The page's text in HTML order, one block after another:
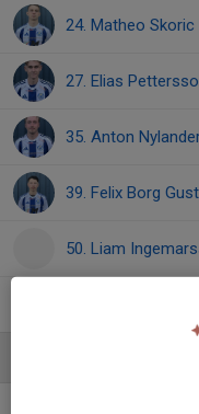
24. Matheo Skoric
27. Elias
35. Anton
39. Felix Borg
50. Liam
99. Asker